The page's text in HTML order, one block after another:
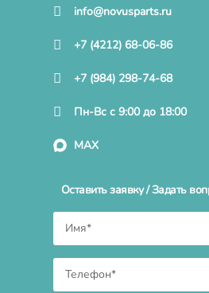
info@novusparts.ru
+7 (4212) 68-06-86
+7 (984) 298-74-68
Пн-Вс с 9:00 до 18:00
MAX
Оставить заявку / Задать